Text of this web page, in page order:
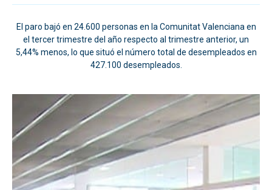
El paro bajó en 24.600 personas en la Comunitat Valenciana en
el tercer trimestre del año respecto al trimestre anterior, un
5,44% menos, lo que situó el número total de desempleados en
427.100 desempleados.